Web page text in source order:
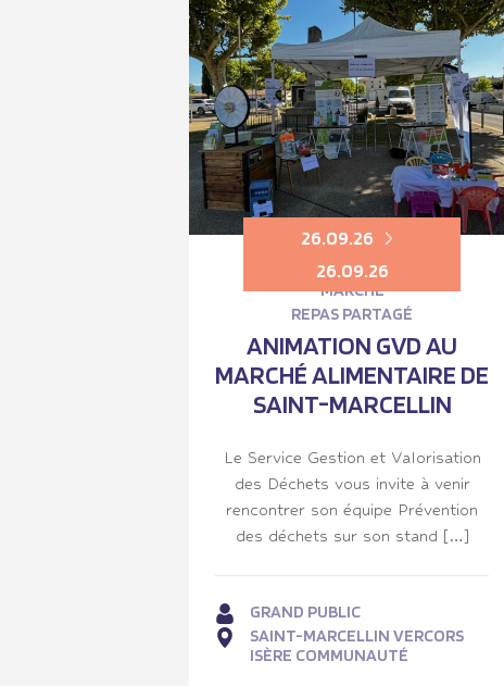
26.09.26
26.09.26
MARCHÉ
REPAS PARTAGÉ
ANIMATION GVD AU
MARCHÉ ALIMENTAIRE DE
SAINT-MARCELLIN
Le Service Gestion et Valorisation
des Déchets vous invite à venir
rencontrer son équipe Prévention
des déchets sur son stand […]
GRAND PUBLIC
SAINT-MARCELLIN VERCORS
ISÈRE COMMUNAUTÉ